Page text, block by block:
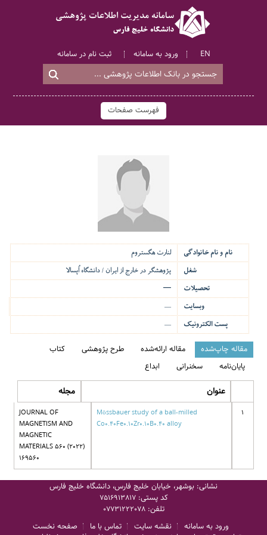
ثبت نام در سامانه ورود به سامانه EN
فهرست صفحات
نام و نام خانوادگی
لنارت هگستروم
شغل
پژوهشگر در خارج از ایران / دانشگاه اُپسالا
تحصیلات
—
وبسایت
—
پست الکترونیک —
مقاله چاپ‌شده مقاله ارائه‌شده طرح پژوهشی
کتاب
پایان‌نامه
سخنرانی ابداع
عنوان مجله
1
Mössbauer study of a ball-milled
Co0.40Fe0.10Zr0.10B0.40 alloy
JOURNAL OF
MAGNETISM AND
MAGNETIC
MATERIALS 560 (2022)
169560
نشانی: بوشهر، خیابان خلیج فارس، دانشگاه خلیج فارس
کد پستی:7516913817
تلفن:07731222078
صفحه نخست تماس با ما نقشه سایت
ورود به سامانه